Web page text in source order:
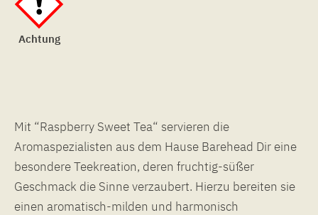
Achtung
Mit “Raspberry Sweet Tea“ servieren die
Aromaspezialisten aus dem Hause Barehead Dir eine
besondere Teekreation, deren fruchtig-süßer
Geschmack die Sinne verzaubert. Hierzu bereiten sie
einen aromatisch-milden und harmonisch